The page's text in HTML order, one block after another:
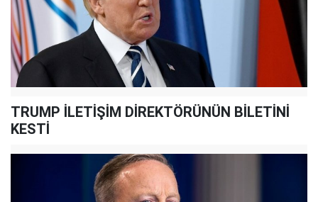
TRUMP İLETİŞİM DİREKTÖRÜNÜN BİLETİNİ
KESTİ